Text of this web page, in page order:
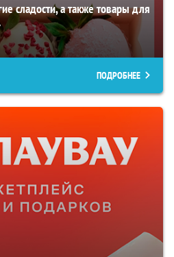
сладости, а также товары для
ПОДРОБНЕЕ